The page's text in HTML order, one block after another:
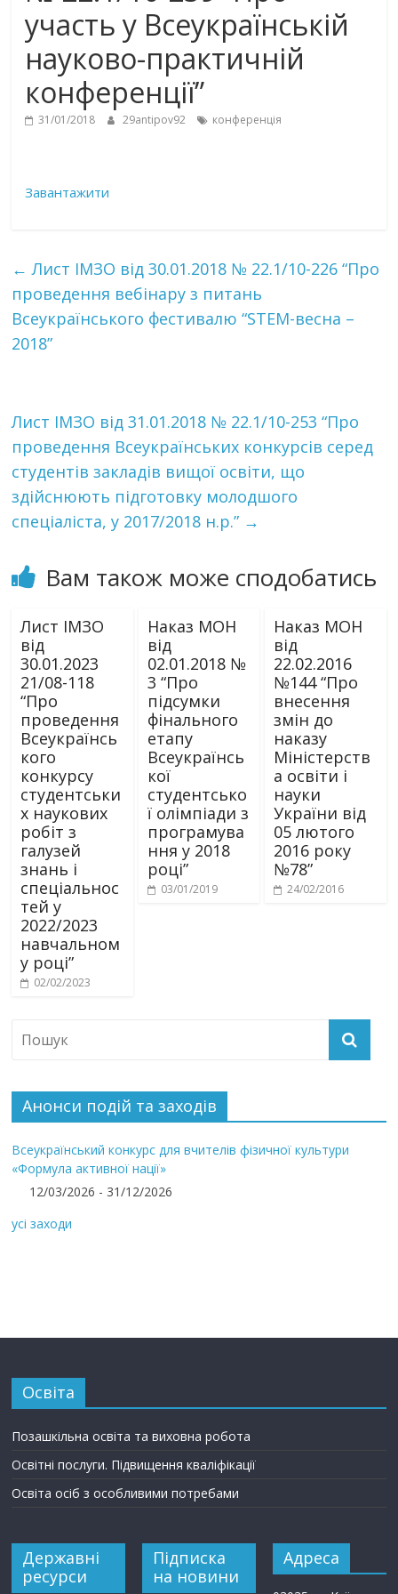
участь у Всеукраїнській
науково-практичній
конференції”
31/01/2018 29antipov92 конференція
Завантажити
← Лист ІМЗО від 30.01.2018 № 22.1/10-226 “Про
проведення вебінару з питань
Всеукраїнського фестивалю “STEM-весна –
2018”
Лист ІМЗО від 31.01.2018 № 22.1/10-253 “Про
проведення Всеукраїнських конкурсів серед
студентів закладів вищої освіти, що
здійснюють підготовку молодшого
спеціаліста, у 2017/2018 н.р.” →
Вам також може сподобатись
Лист ІМЗО
від
30.01.2023
21/08-118
“Про
проведення
Всеукраїнсь
кого
конкурсу
студентськи
х наукових
робіт з
галузей
знань і
спеціальнос
тей у
2022/2023
навчальном
у році”
02/02/2023
Наказ МОН
від
02.01.2018 №
3 “Про
підсумки
фінального
етапу
Всеукраїнсь
кої
студентсько
ї олімпіади з
програмува
ння у 2018
році”
03/01/2019
Наказ МОН
від
22.02.2016
№144 “Про
внесення
змін до
наказу
Міністерств
а освіти і
науки
України від
05 лютого
2016 року
№78”
24/02/2016
Анонси подій та заходів
Всеукраїнський конкурс для вчителів фізичної культури
«Формула активної нації»
12/03/2026 - 31/12/2026
усі заходи
Освіта
Позашкільна освіта та виховна робота
Освітні послуги. Підвищення кваліфікації
Освіта осіб з особливими потребами
Державні
ресурси
Підписка
на новини
Адреса